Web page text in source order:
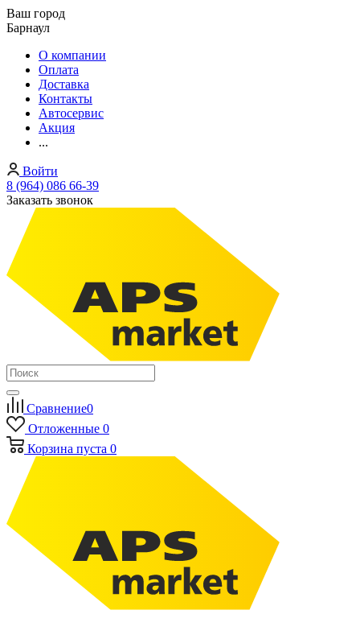
Ваш город
Барнаул
О компании
Оплата
Доставка
Контакты
Автосервис
Акция
...
Войти
8 (964) 086 66-39
Заказать звонок
Сравнение0
Отложенные 0
Корзина пуста 0